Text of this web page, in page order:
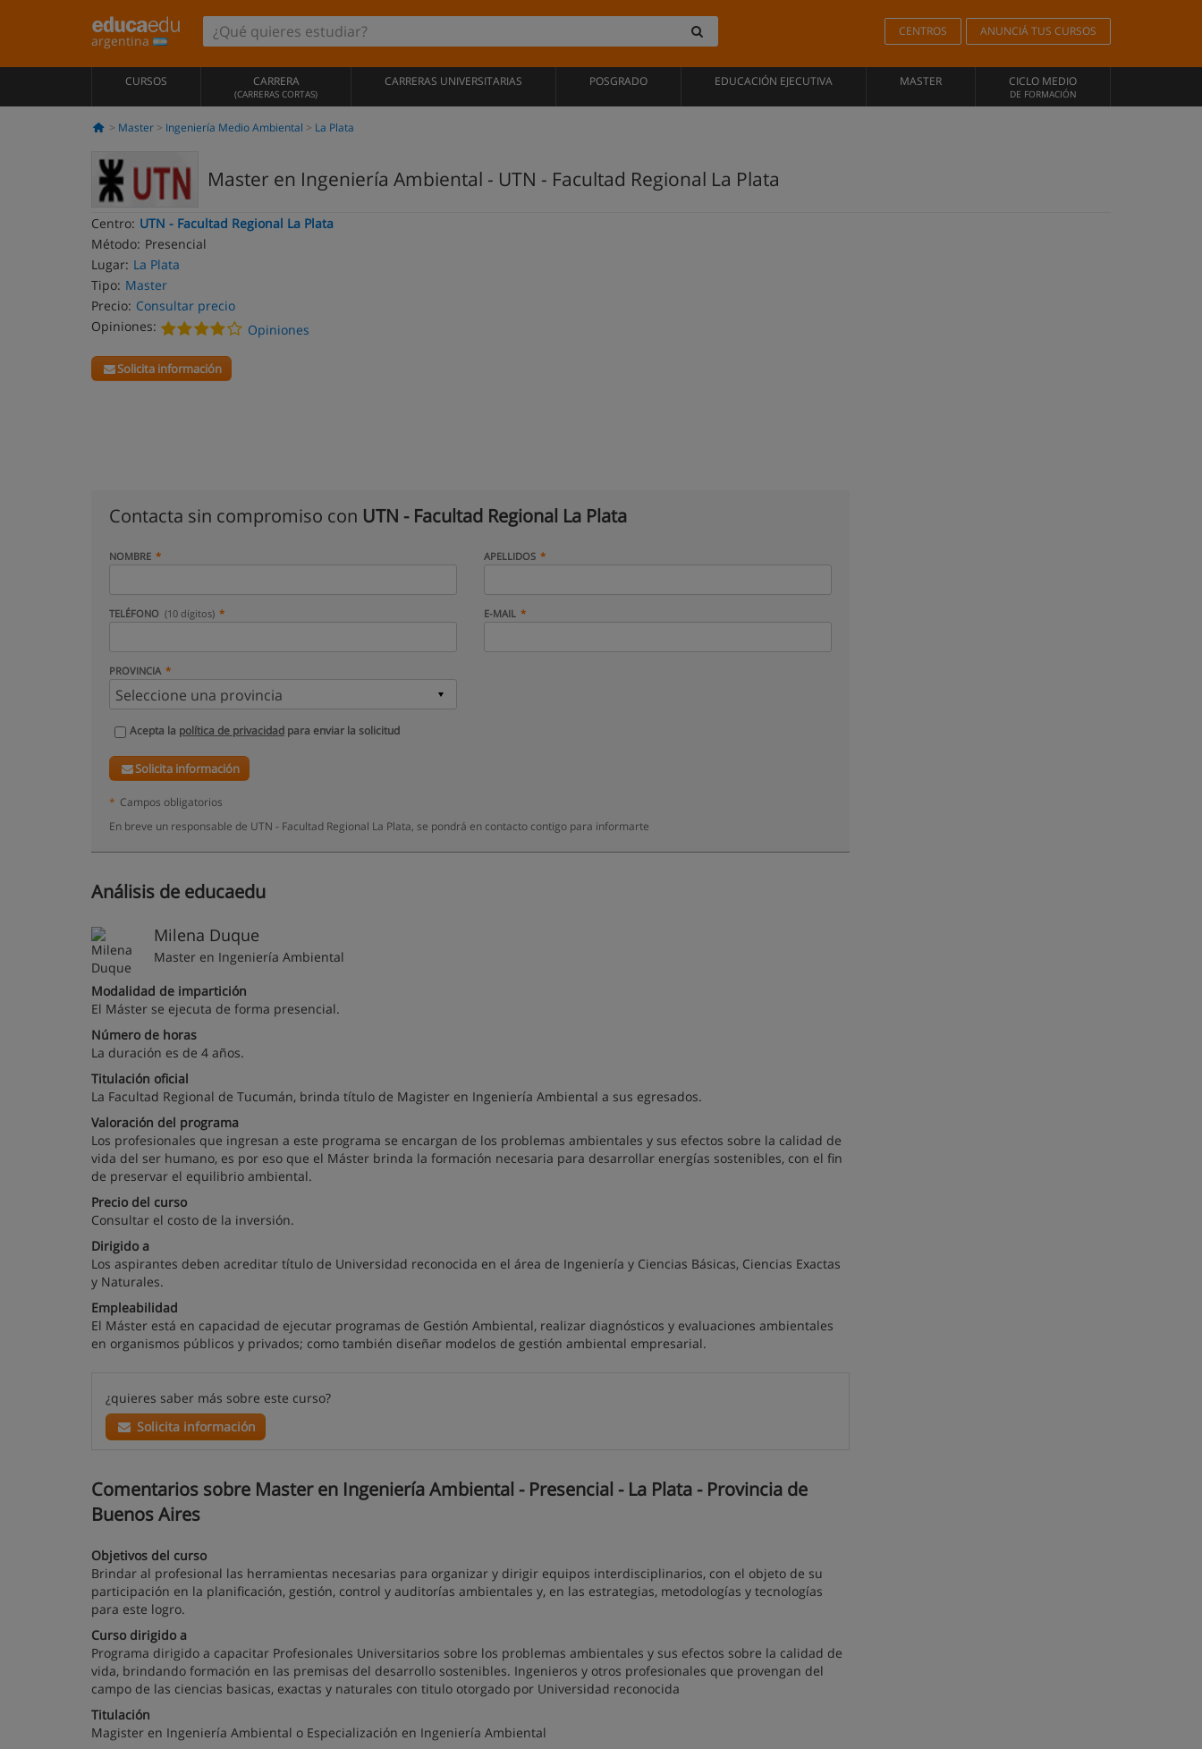
argentina
CENTROS ANUNCIÁ TUS CURSOS
CURSOS CARRERA
(CARRERAS CORTAS)
CARRERAS UNIVERSITARIAS POSGRADO EDUCACIÓN EJECUTIVA MASTER CICLO MEDIO
DE FORMACIÓN
Master Ingeniería Medio Ambiental La Plata
Master en Ingeniería Ambiental - UTN - Facultad Regional La Plata
Centro: UTN - Facultad Regional La Plata
Método: Presencial
Lugar: La Plata
Tipo: Master
Precio: Consultar precio
Opiniones:
Opiniones
Solicita información
Contacta sin compromiso con UTN - Facultad Regional La Plata
NOMBRE APELLIDOS
TELÉFONO (10 dígitos) E-MAIL
PROVINCIA
Acepta la política de privacidad para enviar la solicitud
Solicita información
* Campos obligatorios
En breve un responsable de UTN - Facultad Regional La Plata, se pondrá en contacto contigo para informarte
Análisis de educaedu
Milena Duque
Master en Ingeniería Ambiental
Modalidad de impartición
El Máster se ejecuta de forma presencial.
Número de horas
La duración es de 4 años.
Titulación oficial
La Facultad Regional de Tucumán, brinda título de Magister en Ingeniería Ambiental a sus egresados.
Valoración del programa
Los profesionales que ingresan a este programa se encargan de los problemas ambientales y sus efectos sobre la calidad de
vida del ser humano, es por eso que el Máster brinda la formación necesaria para desarrollar energías sostenibles, con el fin
de preservar el equilibrio ambiental.
Precio del curso
Consultar el costo de la inversión.
Dirigido a
Los aspirantes deben acreditar título de Universidad reconocida en el área de Ingeniería y Ciencias Básicas, Ciencias Exactas
y Naturales.
Empleabilidad
El Máster está en capacidad de ejecutar programas de Gestión Ambiental, realizar diagnósticos y evaluaciones ambientales
en organismos públicos y privados; como también diseñar modelos de gestión ambiental empresarial.
¿quieres saber más sobre este curso?
Solicita información
Comentarios sobre Master en Ingeniería Ambiental - Presencial - La Plata - Provincia de
Buenos Aires
Objetivos del curso
Brindar al profesional las herramientas necesarias para organizar y dirigir equipos interdisciplinarios, con el objeto de su
participación en la planificación, gestión, control y auditorías ambientales y, en las estrategias, metodologías y tecnologías
para este logro.
Curso dirigido a
Programa dirigido a capacitar Profesionales Universitarios sobre los problemas ambientales y sus efectos sobre la calidad de
vida, brindando formación en las premisas del desarrollo sostenibles. Ingenieros y otros profesionales que provengan del
campo de las ciencias basicas, exactas y naturales con titulo otorgado por Universidad reconocida
Titulación
Magister en Ingeniería Ambiental o Especialización en Ingeniería Ambiental